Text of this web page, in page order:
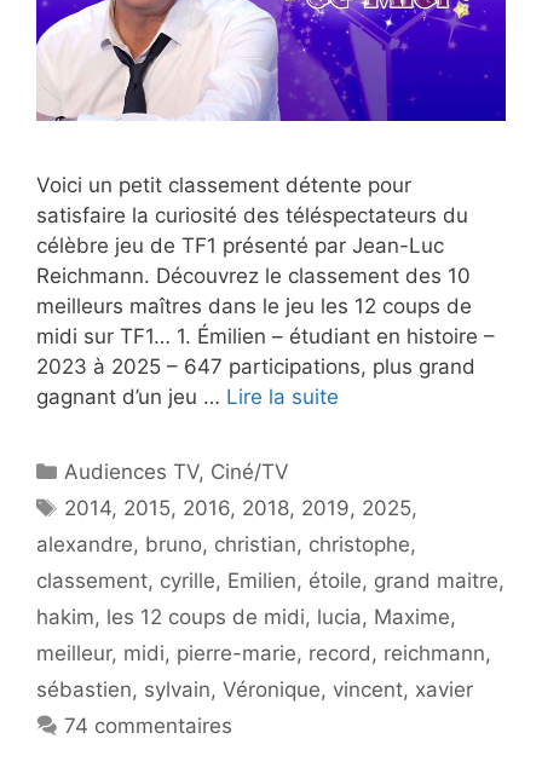
Voici un petit classement détente pour
satisfaire la curiosité des téléspectateurs du
célèbre jeu de TF1 présenté par Jean-Luc
Reichmann. Découvrez le classement des 10
meilleurs maîtres dans le jeu les 12 coups de
midi sur TF1… 1. Émilien – étudiant en histoire –
2023 à 2025 – 647 participations, plus grand
gagnant d’un jeu … Lire la suite
Catégories
Audiences TV, Ciné/TV
Étiquettes
2014, 2015, 2016, 2018, 2019, 2025,
alexandre, bruno, christian, christophe,
classement, cyrille, Emilien, étoile, grand maitre,
hakim, les 12 coups de midi, lucia, Maxime,
meilleur, midi, pierre-marie, record , reichmann,
sébastien, sylvain, Véronique, vincent, xavier
74 commentaires